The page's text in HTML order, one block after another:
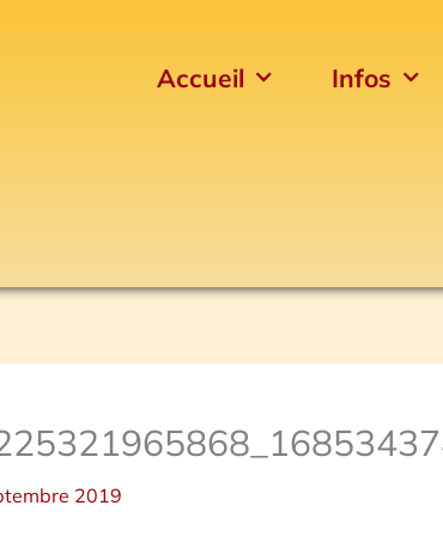
Accueil Infos
2019